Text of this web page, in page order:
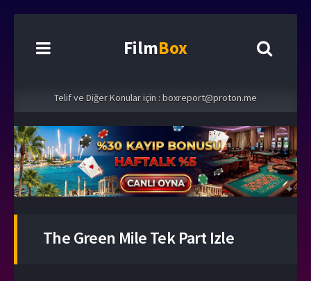
FilmBox
Telif ve Diğer Konular için : boxreport@proton.me
The Green Mile Tek Part Izle